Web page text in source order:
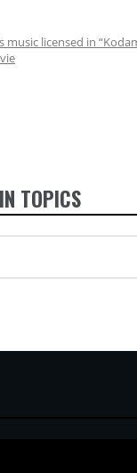
music licensed in
TOPICS